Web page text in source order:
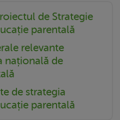
de Strategie
parentală
relevante
națională de
de strategia
parentală